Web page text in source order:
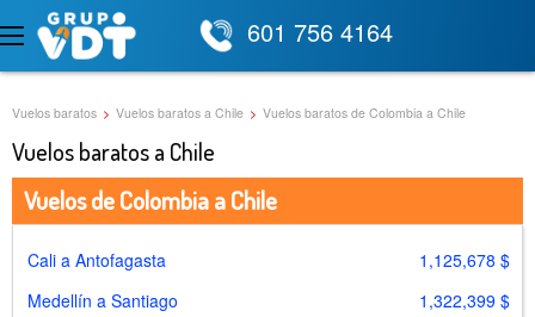
601 756 4164
Vuelos baratos > Vuelos baratos a Chile > Vuelos baratos de Colombia a Chile
Vuelos baratos a Chile
Vuelos de Colombia a Chile
Cali a Antofagasta
1,125,678 $
Medellín a Santiago
1,322,399 $